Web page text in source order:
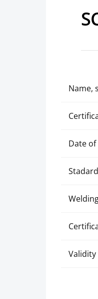
Name,
Date
Stadard
Validity